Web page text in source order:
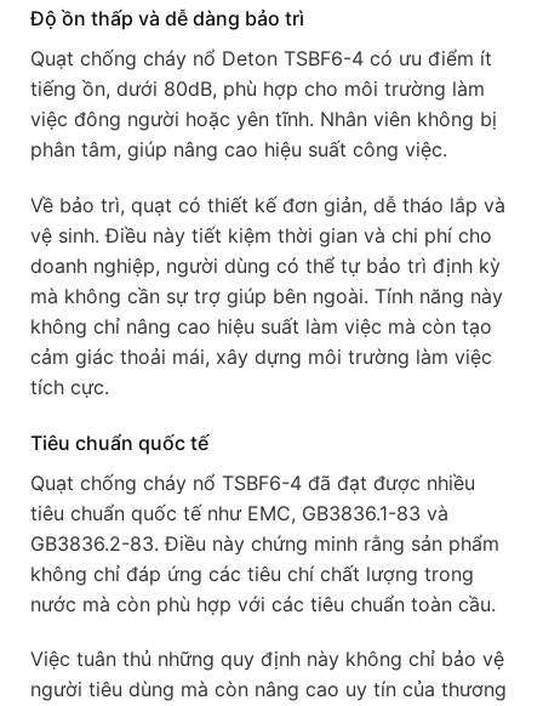
Độ ồn thấp và dễ dàng bảo trì
Quạt chống cháy nổ Deton TSBF6-4 có ưu điểm ít
tiếng ồn, dưới 80dB, phù hợp cho môi trường làm
việc đông người hoặc yên tĩnh. Nhân viên không bị
phân tâm, giúp nâng cao hiệu suất công việc.
Về bảo trì, quạt có thiết kế đơn giản, dễ tháo lắp và
vệ sinh. Điều này tiết kiệm thời gian và chi phí cho
doanh nghiệp, người dùng có thể tự bảo trì định kỳ
mà không cần sự trợ giúp bên ngoài. Tính năng này
không chỉ nâng cao hiệu suất làm việc mà còn tạo
cảm giác thoải mái, xây dựng môi trường làm việc
tích cực.
Tiêu chuẩn quốc tế
Quạt chống cháy nổ TSBF6-4 đã đạt được nhiều
tiêu chuẩn quốc tế như EMC, GB3836.1-83 và
GB3836.2-83. Điều này chứng minh rằng sản phẩm
không chỉ đáp ứng các tiêu chí chất lượng trong
nước mà còn phù hợp với các tiêu chuẩn toàn cầu.
Việc tuân thủ những quy định này không chỉ bảo vệ
người tiêu dùng mà còn nâng cao uy tín của thương